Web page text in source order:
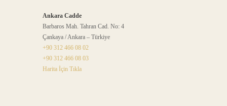
Ankara Cadde
Barbaros Mah. Tahran Cad. No: 4
Çankaya / Ankara – Türkiye
+90 312 466 08 02
+90 312 466 08 03
Harita İçin Tıkla